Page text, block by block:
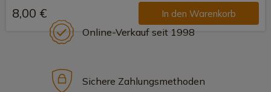
8,00 € In den Warenkorb
Online-Verkauf seit 1998
Sichere Zahlungsmethoden